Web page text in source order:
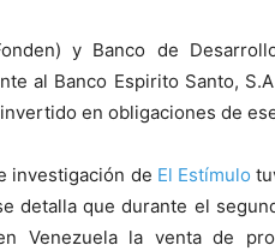
y Banco de
al Banco Espirito Santo,
en obligaciones de
investigación de El Estímulo
detalla que durante el
Venezuela la venta de